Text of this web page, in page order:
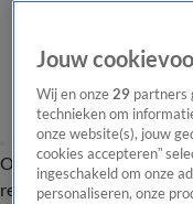
Overzicht Laatste nieuws
redactie
Jouw
Wij en onze29 partners
technieken om
onze website(s), jouw
cookies accepteren”
ingeschakeld om onze
personaliseren, onze